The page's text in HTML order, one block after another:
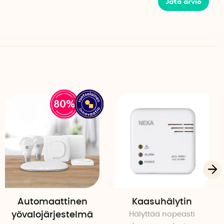
ja vaivattomasti ilman, että sinun tarvitsee
työkaluja. Se kiinnitetään putkeen clamp-on-
sekä kerrostaloihin että omakotitaloihin. Sinun
vesiputki tai muut soveltuvat putket asunnossa ja
sovelluksessa. Sovellus on saatavilla englanniksi.
keskiössä
yhteistyössä Länsförsäkringar:n kanssa. Tavoitteena
vaikuttaa arjessa - sekä vähentämään vesivahinkojen
veden käyttöä. Minimalistinen muotoilu ja
80%
Automaattinen
yövalojärjestelmä
Kaasuhälytin
Hälyttää nopeasti